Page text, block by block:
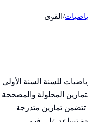
/ القوى
للسنة السنة الأولى
المحلولة والمصححة
تمارين متدرجة